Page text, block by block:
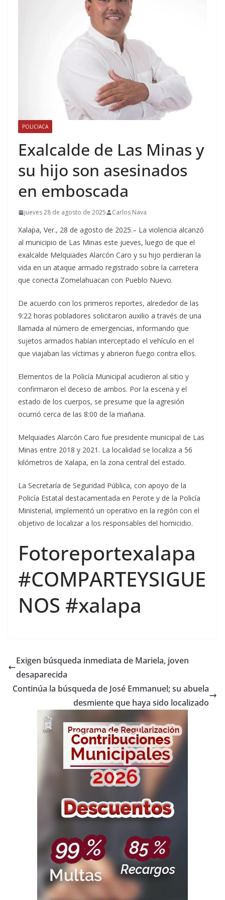
POLICIACA
Exalcalde de Las Minas y
su hijo son asesinados
en emboscada
jueves 28 de agosto de 2025 Carlos Nava
Xalapa, Ver., 28 de agosto de 2025.– La violencia alcanzó
al municipio de Las Minas este jueves, luego de que el
exalcalde Melquiades Alarcón Caro y su hijo perdieran la
vida en un ataque armado registrado sobre la carretera
que conecta Zomelahuacan con Pueblo Nuevo.
De acuerdo con los primeros reportes, alrededor de las
9:22 horas pobladores solicitaron auxilio a través de una
llamada al número de emergencias, informando que
sujetos armados habían interceptado el vehículo en el
que viajaban las víctimas y abrieron fuego contra ellos.
Elementos de la Policía Municipal acudieron al sitio y
confirmaron el deceso de ambos. Por la escena y el
estado de los cuerpos, se presume que la agresión
ocurrió cerca de las 8:00 de la mañana.
Melquiades Alarcón Caro fue presidente municipal de Las
Minas entre 2018 y 2021. La localidad se localiza a 56
kilómetros de Xalapa, en la zona central del estado.
La Secretaría de Seguridad Pública, con apoyo de la
Policía Estatal destacamentada en Perote y de la Policía
Ministerial, implementó un operativo en la región con el
objetivo de localizar a los responsables del homicidio.
Fotoreportexalapa
#COMPARTEYSIGUE
NOS #xalapa
Exigen búsqueda inmediata de Mariela, joven
desaparecida
Continúa la búsqueda de José Emmanuel; su abuela
desmiente que haya sido localizado